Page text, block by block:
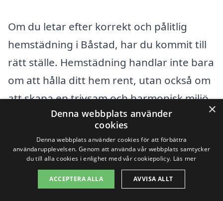
Om du letar efter korrekt och pålitlig
hemstädning i Båstad, har du kommit till
rätt ställe. Hemstädning handlar inte bara
om att hålla ditt hem rent, utan också om
att skapa en trivsam och harmonisk miljö
där du kan känna dig avslappnad. Även
om Båstad erbjuder flera bra alternativ
för städfirmor kan det vara fördelaktigt
att utforska tjänster i omkringliggande
städer för att hitta den perfekta
×
Denna webbplats använder
cookies
Denna webbplats använder cookies för att förbättra
användarupplevelsen. Genom att använda vår webbplats samtycker
du till alla cookies i enlighet med vår cookiepolicy. Läs mer
ACCEPTERA ALLA AVVISA ALLT